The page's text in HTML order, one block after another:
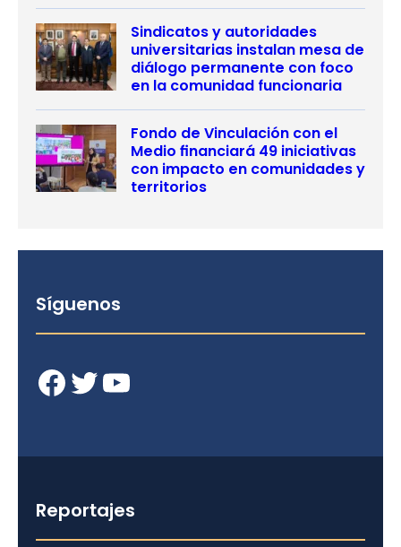
Sindicatos y autoridades
universitarias instalan mesa de
diálogo permanente con foco
en la comunidad funcionaria
Fondo de Vinculación con el
Medio financiará 49 iniciativas
con impacto en comunidades y
territorios
Síguenos
Facebook Twitter YouTube
Reportajes